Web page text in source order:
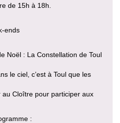
de 15h à 18h.
ends
Noël : La Constellation de Toul
le ciel, c’est à Toul que les
Cloître pour participer aux
: